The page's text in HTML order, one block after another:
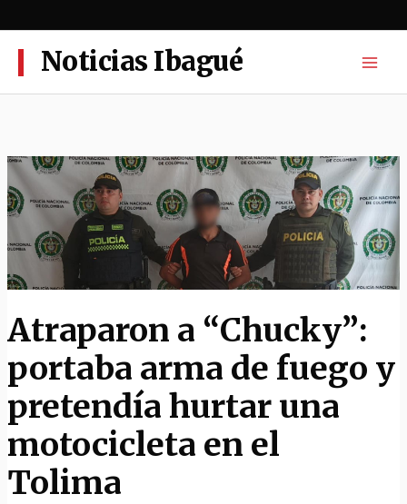
al
contenidoNoticias Ibagué
Atraparon a “Chucky”:
portaba arma de fuego y
pretendía hurtar una
motocicleta en el
Tolima